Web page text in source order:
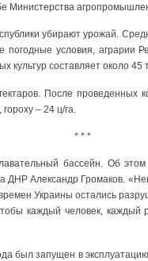
убирают урожай.
погодные условия, аграрии
культур составляет около 45
После проведенных
– 24 ц/га.
* * *
бассейн. Об
ДНР Александр Громаков.
Украины остались
каждый человек, каждый
был запущен в